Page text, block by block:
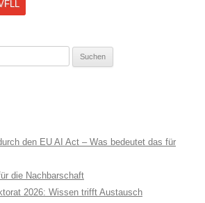
den EU AI Act – Was bedeutet das für
die Nachbarschaft
2026: Wissen trifft Austausch